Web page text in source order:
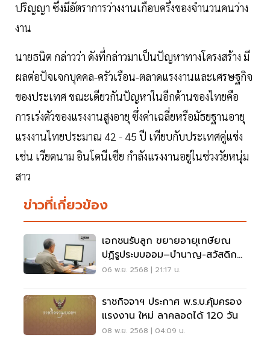
ปริญญา ซึ่งมีอัตราการว่างงานเกือบครึ่งของจำนวนคนว่าง
งาน
นายธนิต กล่าวว่า ดังที่กล่าวมาเป็นปัญหาทางโครงสร้าง มี
ผลต่อปัจเจกบุคคล-ครัวเรือน-ตลาดแรงงานและเศรษฐกิจ
ของประเทศ ขณะเดียวกันปัญหาในอีกด้านของไทยคือ
การเร่งตัวของแรงงานสูงอายุ ซึ่งค่าเฉลี่ยหรือมัธยฐานอายุ
แรงงานไทยประมาณ 42 - 45 ปี เทียบกับประเทศคู่แข่ง
เช่น เวียดนาม อินโดนีเซีย กำลังแรงงานอยู่ในช่วงวัยหนุ่ม
สาว
ข่าวที่เกี่ยวข้อง
เอกชนรับลูก ขยายอายุเกษียณ
ปฏิรูประบบออม–บำนาญ-สวัสดิการ
ทั้งระบบ
06 พ.ย. 2568 | 21:17 น.
ราชกิจจาฯ ประกาศ พ.ร.บ.คุ้มครอง
แรงงาน ใหม่ ลาคลอดได้ 120 วัน
08 พ.ย. 2568 | 04:09 น.